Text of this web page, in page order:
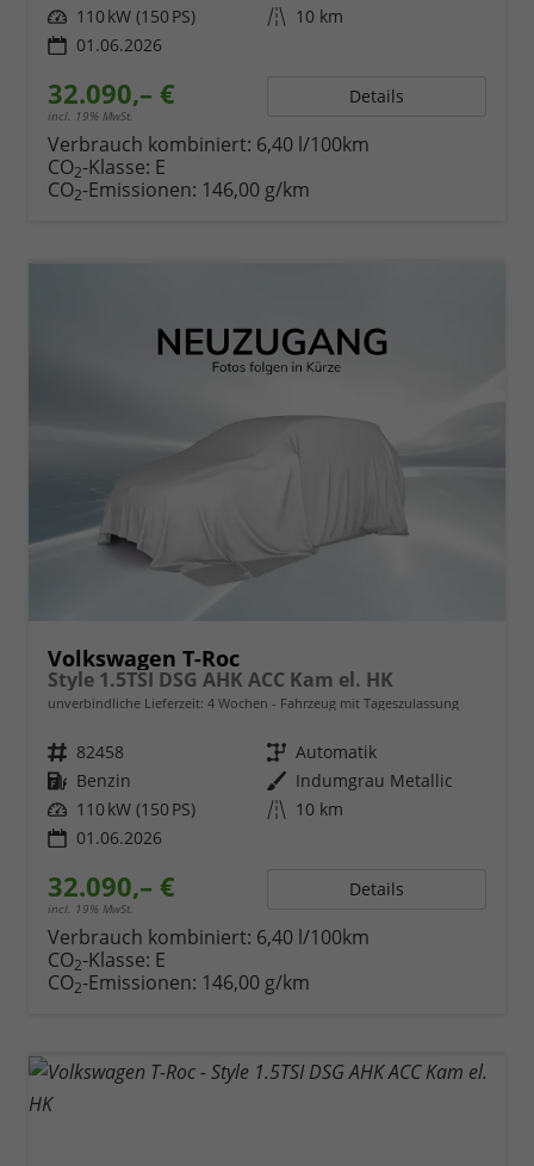
Leistung 110 kW (150 PS) Kilometerstand 10 km
01.06.2026
32.090,– €
incl. 19% MwSt.
Details
Verbrauch kombiniert: 6,40 l/100km
CO2-Klasse: E
CO2-Emissionen: 146,00 g/km
Volkswagen T-Roc
Style 1.5TSI DSG AHK ACC Kam el. HK
unverbindliche Lieferzeit: 4 Wochen Fahrzeug mit Tageszulassung
Fahrzeugnr. 82458 Getriebe Automatik
Kraftstoff Benzin Außenfarbe Indumgrau Metallic
Leistung 110 kW (150 PS) Kilometerstand 10 km
01.06.2026
32.090,– €
incl. 19% MwSt.
Details
Verbrauch kombiniert: 6,40 l/100km
CO2-Klasse: E
CO2-Emissionen: 146,00 g/km